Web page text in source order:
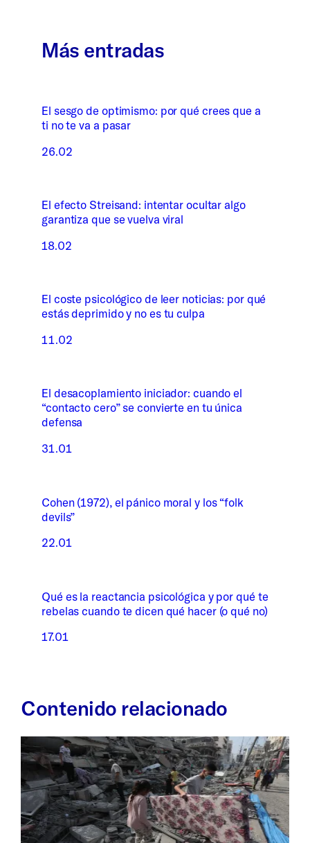
Más entradas
El sesgo de optimismo: por qué crees que a
ti no te va a pasar
26.02
El efecto Streisand: intentar ocultar algo
garantiza que se vuelva viral
18.02
El coste psicológico de leer noticias: por qué
estás deprimido y no es tu culpa
11.02
El desacoplamiento iniciador: cuando el
“contacto cero” se convierte en tu única
defensa
31.01
Cohen (1972), el pánico moral y los “folk
devils”
22.01
Qué es la reactancia psicológica y por qué te
rebelas cuando te dicen qué hacer (o qué no)
17.01
Contenido relacionado